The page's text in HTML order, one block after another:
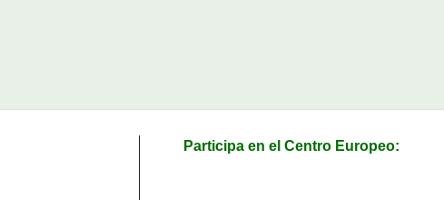
Participa en el Centro Europeo: